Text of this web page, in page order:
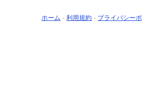
ホーム - 利用規約 - プライバシー